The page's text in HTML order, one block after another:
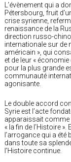
L’évènement qui a
Pétersbourg, fruit
crise syrienne,
renaissance de la
direction russo-
internationale sur de
américain », qui
et de leur «
pour la plus grande
communauté
agonisante.
Le double accord
Syrie est l’acte
apparaissait comme
« la fin de l’Histoire
l’arrogance qui a été
dans toute sa
l’Histoire continue.